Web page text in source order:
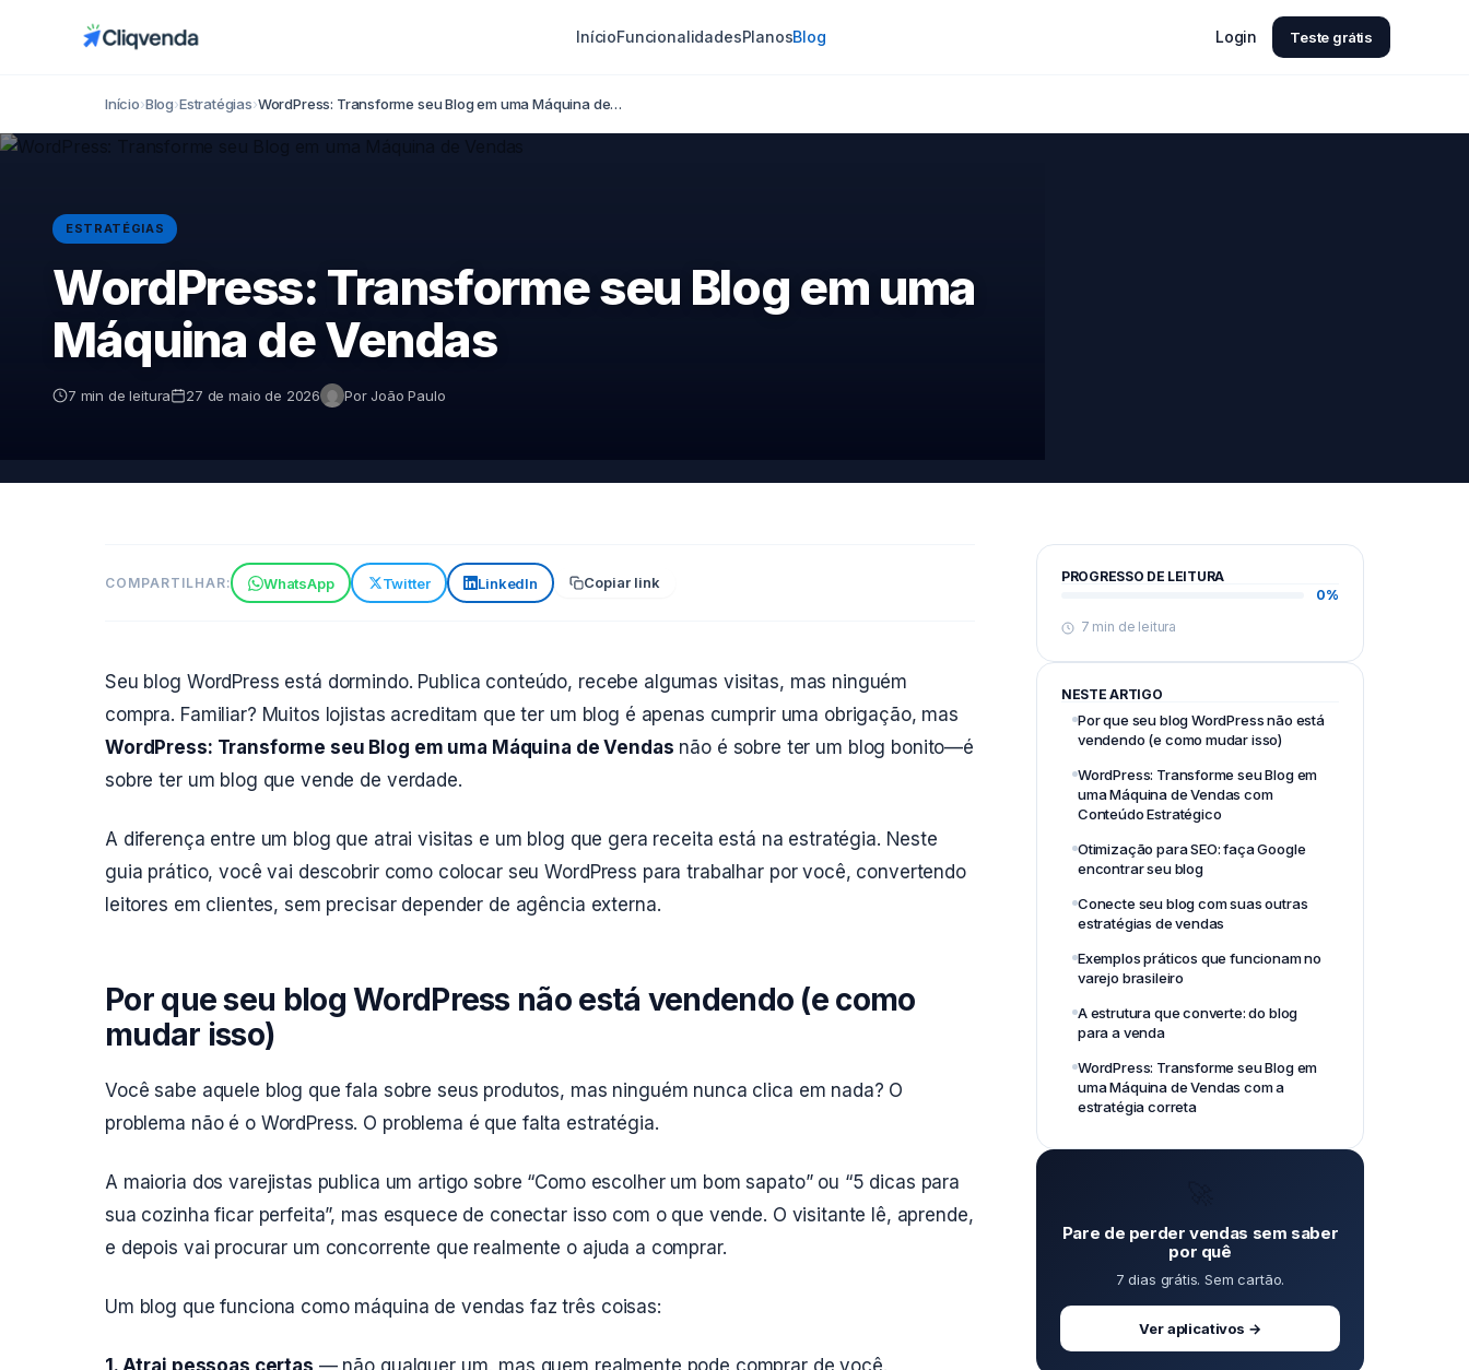
InícioFuncionalidadesPlanosBlog Login Teste grátis
Início›Blog›Estratégias›WordPress: Transforme seu Blog em uma Máquina de…
ESTRATÉGIAS
WordPress: Transforme seu Blog em uma
Máquina de Vendas
7 min de leitura 27 de maio de 2026 Por João Paulo
COMPARTILHAR: WhatsApp Twitter LinkedIn Copiar link
Seu blog WordPress está dormindo. Publica conteúdo, recebe algumas visitas, mas ninguém
compra. Familiar? Muitos lojistas acreditam que ter um blog é apenas cumprir uma obrigação, mas
WordPress: Transforme seu Blog em uma Máquina de Vendas não é sobre ter um blog bonito—é
sobre ter um blog que vende de verdade.
A diferença entre um blog que atrai visitas e um blog que gera receita está na estratégia. Neste
guia prático, você vai descobrir como colocar seu WordPress para trabalhar por você, convertendo
leitores em clientes, sem precisar depender de agência externa.
Por que seu blog WordPress não está vendendo (e como
mudar isso)
Você sabe aquele blog que fala sobre seus produtos, mas ninguém nunca clica em nada? O
problema não é o WordPress. O problema é que falta estratégia.
A maioria dos varejistas publica um artigo sobre “Como escolher um bom sapato” ou “5 dicas para
sua cozinha ficar perfeita”, mas esquece de conectar isso com o que vende. O visitante lê, aprende,
e depois vai procurar um concorrente que realmente o ajuda a comprar.
Um blog que funciona como máquina de vendas faz três coisas:
1. Atrai pessoas certas — não qualquer um, mas quem realmente pode comprar de você.
PROGRESSO DE LEITURA
0%
7 min de leitura
NESTE ARTIGO
Por que seu blog WordPress não está
vendendo (e como mudar isso)
WordPress: Transforme seu Blog em
uma Máquina de Vendas com
Conteúdo Estratégico
Otimização para SEO: faça Google
encontrar seu blog
Conecte seu blog com suas outras
estratégias de vendas
Exemplos práticos que funcionam no
varejo brasileiro
A estrutura que converte: do blog
para a venda
WordPress: Transforme seu Blog em
uma Máquina de Vendas com a
estratégia correta
Pare de perder vendas sem saber
por quê
7 dias grátis. Sem cartão.
Ver aplicativos →